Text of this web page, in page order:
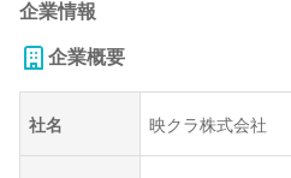
企業情報
企業概要
社名 映クラ株式会社